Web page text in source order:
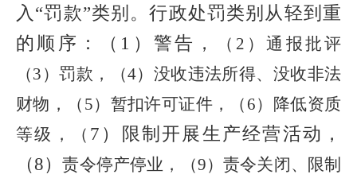
入“罚款”类别。行政处罚类别从轻到重
的顺序：（1）警告，
（ 2 ）通报批评
（3 ）罚款，（4）没收违法所得、没收非法
财物，（ 5）暂扣许可证件 ，（ 6） 降低资质
等级，（ 7）限制开展生产经营活动，
（8）责令停产停业， （9）责令关闭、限制